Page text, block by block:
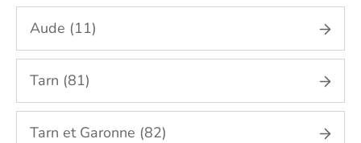
Jardinage Haute Garonne (31)
Entretien du cadre de vie, ménage,
repassage, gestion du linge Haute Garonne
(31)
Aude (11)
Tarn (81)
Tarn et Garonne (82)